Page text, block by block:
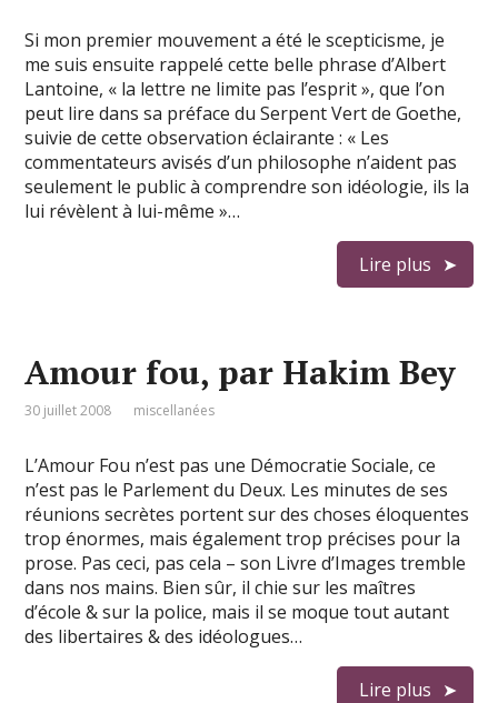
Si mon premier mouvement a été le scepticisme, je
me suis ensuite rappelé cette belle phrase d’Albert
Lantoine, « la lettre ne limite pas l’esprit », que l’on
peut lire dans sa préface du Serpent Vert de Goethe,
suivie de cette observation éclairante : « Les
commentateurs avisés d’un philosophe n’aident pas
seulement le public à comprendre son idéologie, ils la
lui révèlent à lui-même »…
Lire plus
Amour fou, par Hakim Bey
30 juillet 2008 miscellanées
L’Amour Fou n’est pas une Démocratie Sociale, ce
n’est pas le Parlement du Deux. Les minutes de ses
réunions secrètes portent sur des choses éloquentes
trop énormes, mais également trop précises pour la
prose. Pas ceci, pas cela – son Livre d’Images tremble
dans nos mains. Bien sûr, il chie sur les maîtres
d’école & sur la police, mais il se moque tout autant
des libertaires & des idéologues…
Lire plus